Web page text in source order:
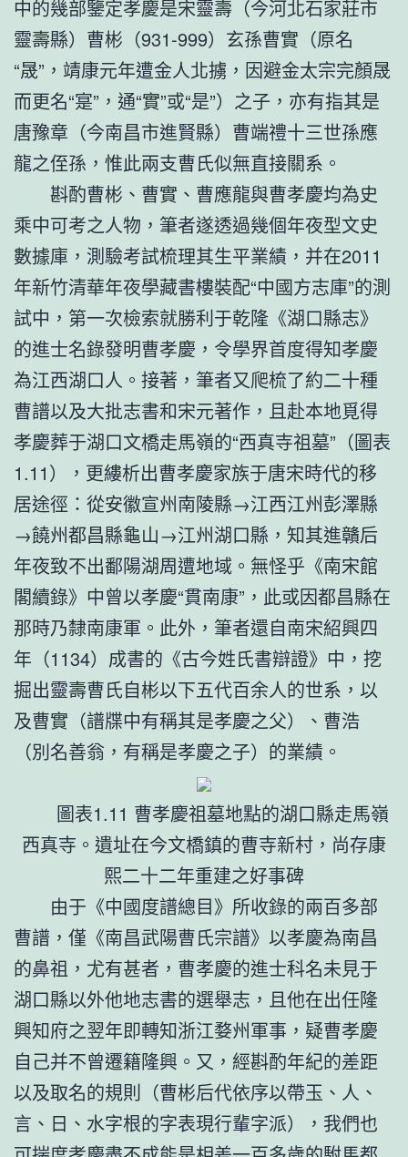
中的幾部鑒定孝慶是宋靈壽（今河北石家莊市
靈壽縣）曹彬（931-999）玄孫曹實（原名
“晟”，靖康元年遭金人北擄，因避金太宗完顏晟
而更名“寔”，通“實”或“是”）之子，亦有指其是
唐豫章（今南昌市進賢縣）曹端禮十三世孫應
龍之侄孫，惟此兩支曹氏似無直接關系。
斟酌曹彬、曹實、曹應龍與曹孝慶均為史
乘中可考之人物，筆者遂透過幾個年夜型文史
數據庫，測驗考試梳理其生平業績，并在2011
年新竹清華年夜學藏書樓裝配“中國方志庫”的測
試中，第一次檢索就勝利于乾隆《湖口縣志》
的進士名錄發明曹孝慶，令學界首度得知孝慶
為江西湖口人。接著，筆者又爬梳了約二十種
曹譜以及大批志書和宋元著作，且赴本地覓得
孝慶葬于湖口文橋走馬嶺的“西真寺祖墓”（圖表
1.11），更縷析出曹孝慶家族于唐宋時代的移
居途徑：從安徽宣州南陵縣→江西江州彭澤縣
→饒州都昌縣龜山→江州湖口縣，知其進贛后
年夜致不出鄱陽湖周遭地域。無怪乎《南宋館
閣續錄》中曾以孝慶“貫南康”，此或因都昌縣在
那時乃隸南康軍。此外，筆者還自南宋紹興四
年（1134）成書的《古今姓氏書辯證》中，挖
掘出靈壽曹氏自彬以下五代百余人的世系，以
及曹實（譜牒中有稱其是孝慶之父）、曹浩
（別名善翁，有稱是孝慶之子）的業績。
圖表1.11 曹孝慶祖墓地點的湖口縣走馬嶺
西真寺。遺址在今文橋鎮的曹寺新村，尚存康
熙二十二年重建之好事碑
由于《中國度譜總目》所收錄的兩百多部
曹譜，僅《南昌武陽曹氏宗譜》以孝慶為南昌
的鼻祖，尤有甚者，曹孝慶的進士科名未見于
湖口縣以外他地志書的選舉志，且他在出任隆
興知府之翌年即轉知浙江婺州軍事，疑曹孝慶
自己并不曾遷籍隆興。又，經斟酌年紀的差距
以及取名的規則（曹彬后代依序以帶玉、人、
言、日、水字根的字表現行輩字派），我們也